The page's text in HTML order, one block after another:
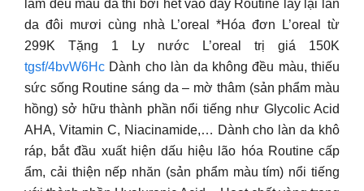
làm đều màu da thì bơi hết vào đây Routine lấy lại làn
da đôi mươi cùng nhà L’oreal *Hóa đơn L’oreal từ
299K Tặng 1 Ly nước L’oreal trị giá 150K
tgsf/4bvW6Hc Dành cho làn da không đều màu, thiếu
sức sống Routine sáng da – mờ thâm (sản phẩm màu
hồng) sở hữu thành phần nổi tiếng như Glycolic Acid
AHA, Vitamin C, Niacinamide,… Dành cho làn da khô
ráp, bắt đầu xuất hiện dấu hiệu lão hóa Routine cấp
ẩm, cải thiện nếp nhăn (sản phẩm màu tím) nổi tiếng